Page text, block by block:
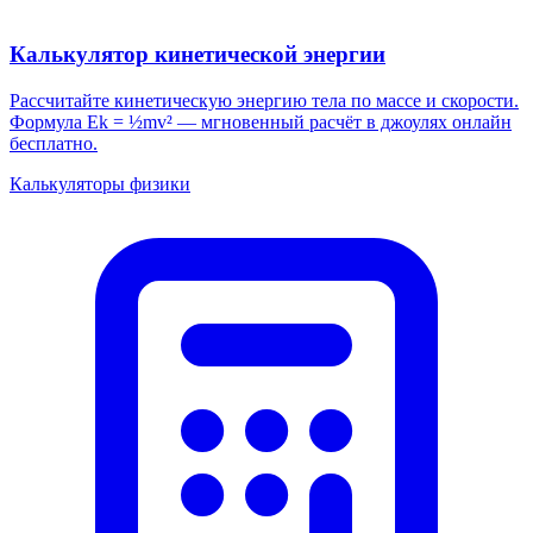
Калькулятор кинетической энергии
Рассчитайте кинетическую энергию тела по массе и скорости.
Формула Ek = ½mv² — мгновенный расчёт в джоулях онлайн
бесплатно.
Калькуляторы физики